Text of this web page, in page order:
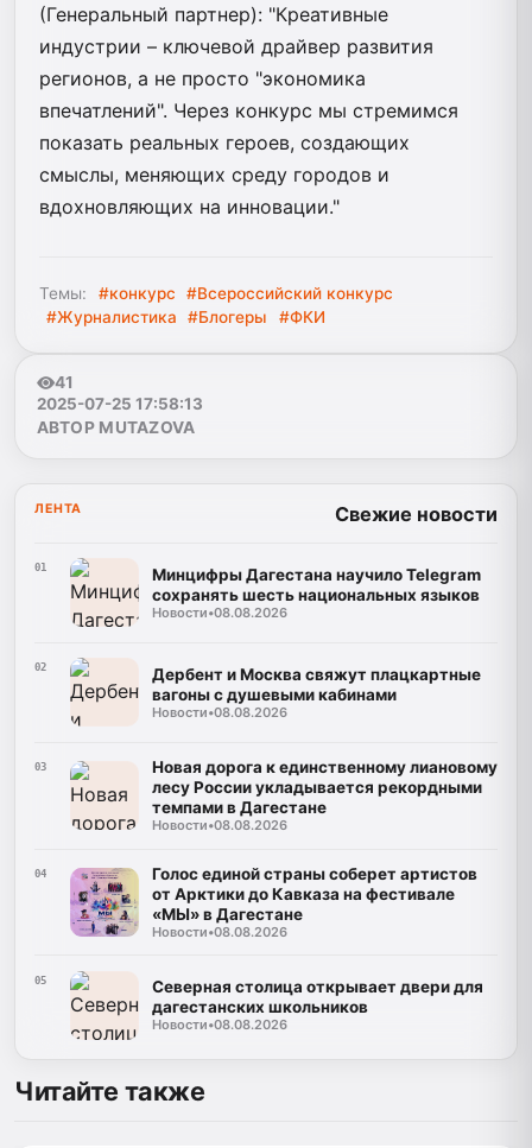
(Генеральный партнер): "Креативные
индустрии – ключевой драйвер развития
регионов, а не просто "экономика
впечатлений". Через конкурс мы стремимся
показать реальных героев, создающих
смыслы, меняющих среду городов и
вдохновляющих на инновации."
Темы: #конкурс
#Всероссийский конкурс
#Журналистика
#Блогеры #ФКИ
41
2025-07-25 17:58:13
АВТОР MUTAZOVA
ЛЕНТА Свежие новости
01
Минцифры Дагестана научило Telegram
сохранять шесть национальных языков
Новости•08.08.2026
02
Дербент и Москва свяжут плацкартные
вагоны с душевыми кабинами
Новости•08.08.2026
03
Новая дорога к единственному лиановому
лесу России укладывается рекордными
темпами в Дагестане
Новости•08.08.2026
04
Голос единой страны соберет артистов
от Арктики до Кавказа на фестивале
«МЫ» в Дагестане
Новости•08.08.2026
05
Северная столица открывает двери для
дагестанских школьников
Новости•08.08.2026
Читайте также